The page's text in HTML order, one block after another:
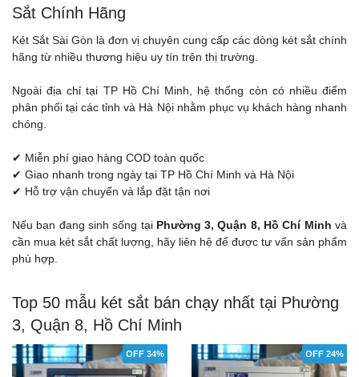
Sắt Chính Hãng
Két Sắt Sài Gòn là đơn vị chuyên cung cấp các dòng két sắt chính
hãng từ nhiều thương hiệu uy tín trên thị trường.
Ngoài địa chỉ tại TP Hồ Chí Minh, hệ thống còn có nhiều điểm
phân phối tại các tỉnh và Hà Nội nhằm phục vụ khách hàng nhanh
chóng.
✔ Miễn phí giao hàng COD toàn quốc
✔ Giao nhanh trong ngày tại TP Hồ Chí Minh và Hà Nội
✔ Hỗ trợ vận chuyển và lắp đặt tận nơi
Nếu bạn đang sinh sống tại Phường 3, Quận 8, Hồ Chí Minh và
cần mua két sắt chất lượng, hãy liên hệ để được tư vấn sản phẩm
phù hợp.
Top 50 mẫu két sắt bán chạy nhất tại Phường
3, Quận 8, Hồ Chí Minh
OFF 34% OFF 24%